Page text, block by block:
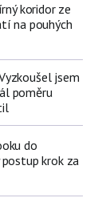
koridor ze
na pouhých
jsem
poměru
do
krok za